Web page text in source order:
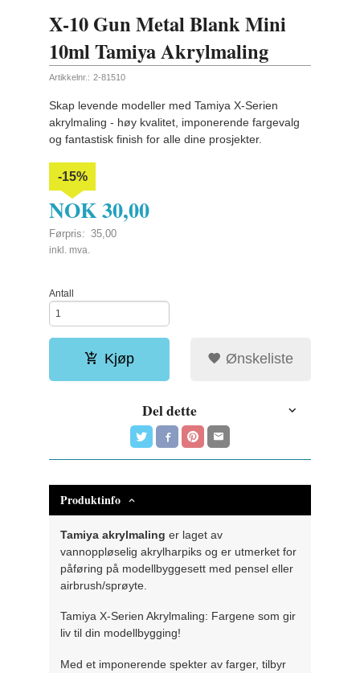
X-10 Gun Metal Blank Mini
10ml Tamiya Akrylmaling
Artikkelnr.: 2-81510
Skap levende modeller med Tamiya X-Serien
akrylmaling - høy kvalitet, imponerende fargevalg
og fantastisk finish for alle dine prosjekter.
NOK30,00
Førpris: 35,00
Rabatt
-15%
inkl. mva.
Antall
Kjøp Ønskeliste
Del dette
Produktinfo
Tamiya akrylmaling er laget av
vannoppløselig akrylharpiks og er utmerket for
påføring på modellbyggesett med pensel eller
airbrush/sprøyte.
Tamiya X-Serien Akrylmaling: Fargene som gir
liv til din modellbygging!
Med et imponerende spekter av farger, tilbyr